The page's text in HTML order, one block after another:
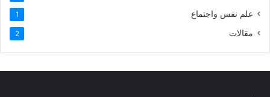
علم نفس واجتماع 1
مقالات 2